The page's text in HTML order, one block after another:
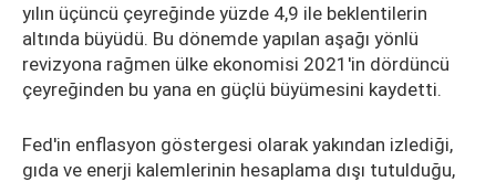
yılın üçüncü çeyreğinde yüzde 4,9 ile beklentilerin
altında büyüdü. Bu dönemde yapılan aşağı yönlü
revizyona rağmen ülke ekonomisi 2021'in dördüncü
çeyreğinden bu yana en güçlü büyümesini kaydetti.
Fed'in enflasyon göstergesi olarak yakından izlediği,
gıda ve enerji kalemlerinin hesaplama dışı tutulduğu,